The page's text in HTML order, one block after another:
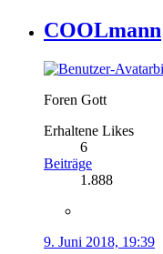
COOLmann
Foren Gott
Erhaltene Likes
6
Beiträge
1.888
9. Juni 2018, 19:39